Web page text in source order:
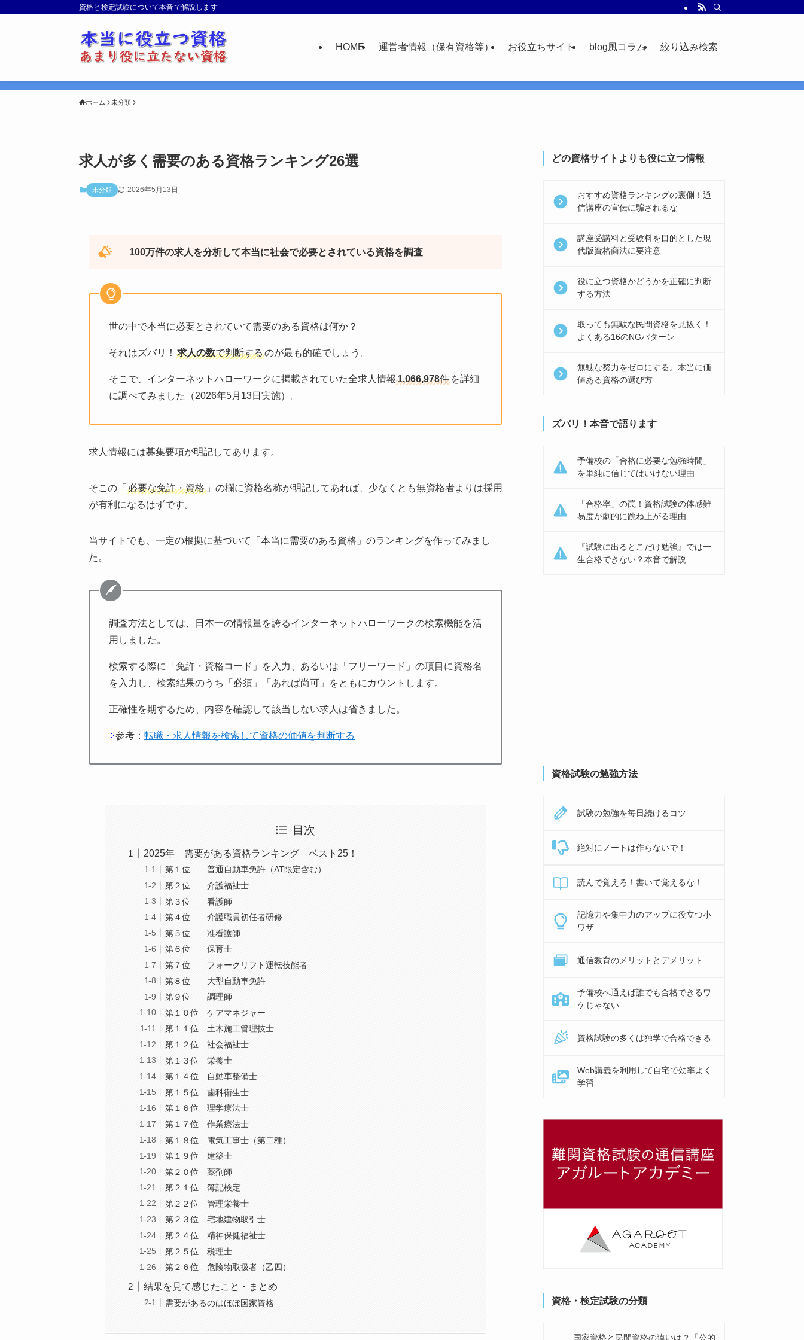
資格と検定試験について本音で解説します
HOME 運営者情報（保有資格等） お役立ちサイト blog風コラム 絞り込み検索
ホーム 未分類
求人が多く需要のある資格ランキング26選
未分類 2026年5月13日
100万件の求人を分析して本当に社会で必要とされている資格を調査
世の中で本当に必要とされていて需要のある資格は何か？
それはズバリ！ 求人の数で判断するのが最も的確でしょう。
そこで、インターネットハローワークに掲載されていた全求人情報 1,066,978件 を詳細
に調べてみました（2026年5月13日実施）。
求人情報には募集要項が明記してあります。
そこの「 必要な免許・資格 」の欄に資格名称が明記してあれば、少なくとも無資格者よりは採用
が有利になるはずです。
当サイトでも、一定の根拠に基づいて「本当に需要のある資格」のランキングを作ってみまし
た。
調査方法としては、日本一の情報量を誇るインターネットハローワークの検索機能を活
用しました。
検索する際に「免許・資格コード」を入力、あるいは「フリーワード」の項目に資格名
を入力し、検索結果のうち「必須」「あれば尚可」をともにカウントします。
正確性を期するため、内容を確認して該当しない求人は省きました。
参考： 転職・求人情報を検索して資格の価値を判断する
目次
2025年 需要がある資格ランキング ベスト25！
第１位 普通自動車免許（AT限定含む）
第２位 介護福祉士
第３位 看護師
第４位 介護職員初任者研修
第５位 准看護師
第６位 保育士
第７位 フォークリフト運転技能者
第８位 大型自動車免許
第９位 調理師
第１０位 ケアマネジャー
第１１位 土木施工管理技士
第１２位 社会福祉士
第１３位 栄養士
第１４位 自動車整備士
第１５位 歯科衛生士
第１６位 理学療法士
第１７位 作業療法士
第１８位 電気工事士（第二種）
第１９位 建築士
第２０位 薬剤師
第２１位 簿記検定
第２２位 管理栄養士
第２３位 宅地建物取引士
第２４位 精神保健福祉士
第２５位 税理士
第２６位 危険物取扱者（乙四）
結果を見て感じたこと・まとめ
需要があるのはほぼ国家資格
どの資格サイトよりも役に立つ情報
おすすめ資格ランキングの裏側！通
信講座の宣伝に騙されるな
講座受講料と受験料を目的とした現
代版資格商法に要注意
役に立つ資格かどうかを正確に判断
する方法
取っても無駄な民間資格を見抜く！
よくある16のNGパターン
無駄な努力をゼロにする。本当に価
値ある資格の選び方
ズバリ！本音で語ります
予備校の「合格に必要な勉強時間」
を単純に信じてはいけない理由
「合格率」の罠！資格試験の体感難
易度が劇的に跳ね上がる理由
『試験に出るとこだけ勉強』では一
生合格できない？本音で解説
資格試験の勉強方法
試験の勉強を毎日続けるコツ
絶対にノートは作らないで！
読んで覚えろ！書いて覚えるな！
記憶力や集中力のアップに役立つ小
ワザ
通信教育のメリットとデメリット
予備校へ通えば誰でも合格できるワ
ケじゃない
資格試験の多くは独学で合格できる
Web講義を利用して自宅で効率よく
学習
資格・検定試験の分類
国家資格と民間資格の違いは？「公的